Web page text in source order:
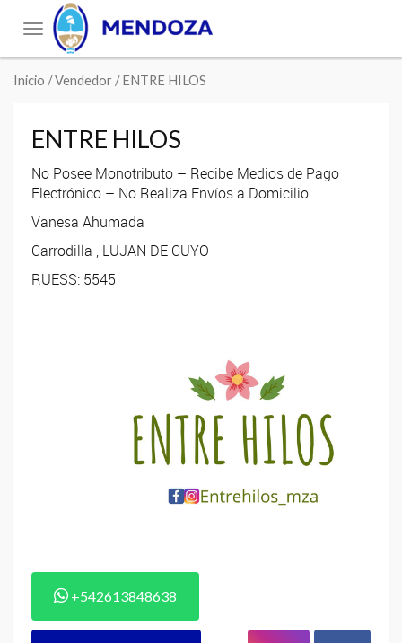
Toggle
navigation
Inicio / Vendedor / ENTRE HILOS
ENTRE HILOS
No Posee Monotributo – Recibe Medios de Pago
Electrónico – No Realiza Envíos a Domicilio
Vanesa Ahumada
Carrodilla , LUJAN DE CUYO
RUESS: 5545
+542613848638